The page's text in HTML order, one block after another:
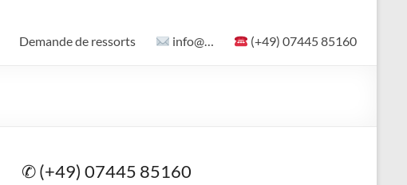
Demande de ressorts info@… (+49) 07445 85160
✆ (+49) 07445 85160